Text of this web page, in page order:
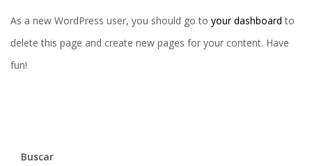
As a new WordPress user, you should go to your dashboard to
delete this page and create new pages for your content. Have
fun!
Buscar